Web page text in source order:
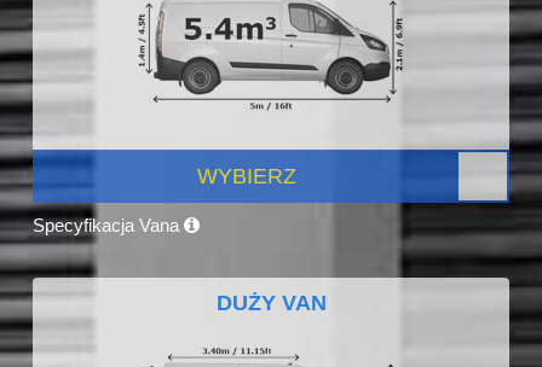
WYBIERZ
Specyfikacja Vana
DUŻY VAN